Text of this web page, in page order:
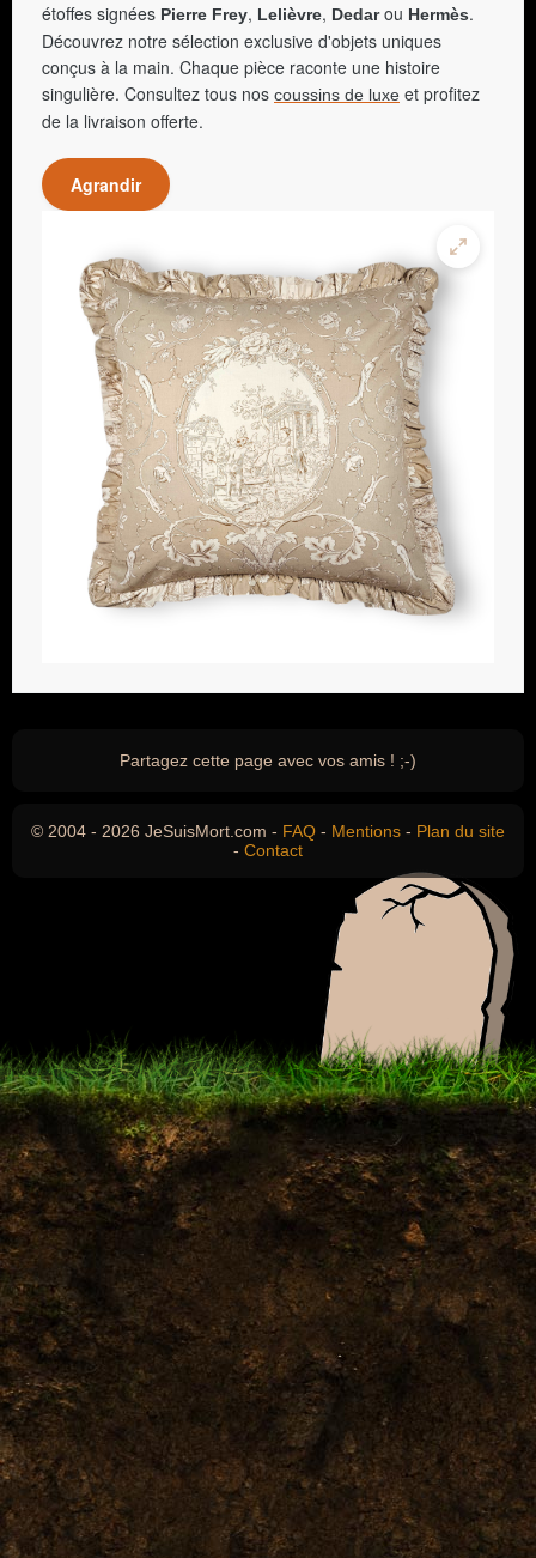
étoffes signées Pierre Frey, Lelièvre, Dedarou Hermès.
Découvrez notre sélection exclusive d'objets uniques
conçus à la main. Chaque pièce raconte une histoire
singulière. Consultez tous nos coussins de luxe et profitez
de la livraison offerte.
Agrandir
Partagez cette page avec vos amis ! ;-)
© 2004 - 2026 JeSuisMort.com - FAQ - Mentions - Plan du site
- Contact